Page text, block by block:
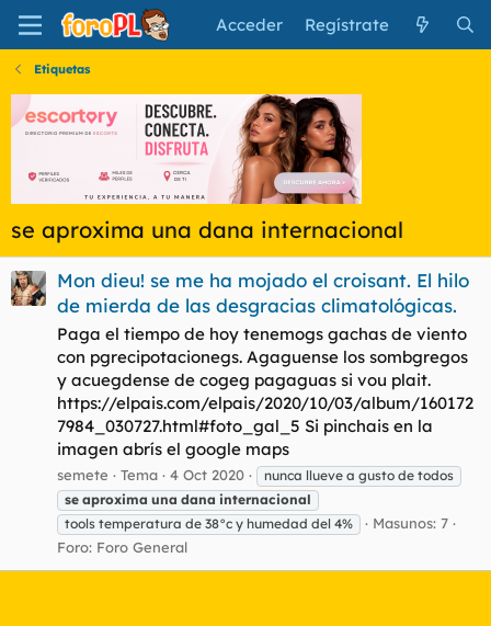
Acceder Regístrate
Etiquetas
se aproxima una dana internacional
Mon dieu! se me ha mojado el croisant. El hilo
de mierda de las desgracias climatológicas.
Paga el tiempo de hoy tenemogs gachas de viento
con pgrecipotacionegs. Agaguense los sombgregos
y acuegdense de cogeg pagaguas si vou plait.
https://elpais.com/elpais/2020/10/03/album/160172
7984_030727.html#foto_gal_5 Si pinchais en la
imagen abrís el google maps
semete Tema 4 Oct 2020
nunca llueve a gusto de todos
se aproxima una dana internacional
tools temperatura de 38°c y humedad del 4%
Masunos: 7
Foro: Foro General